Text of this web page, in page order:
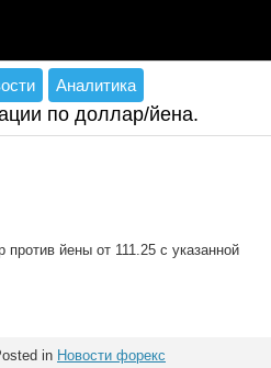
Аналитика
по доллар/йена.
против йены от 111.25 с указанной
in Новости форекс